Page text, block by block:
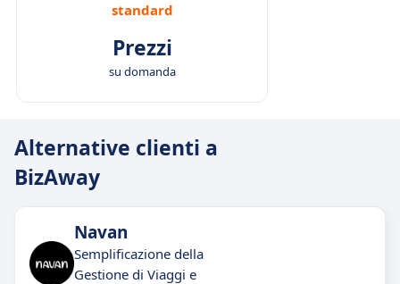
standard
Prezzi
su domanda
Alternative clienti a
BizAway
Navan
Semplificazione della
Gestione di Viaggi e